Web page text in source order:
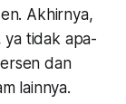
Akhirnya,
ya tidak apa-
dan
lainnya.